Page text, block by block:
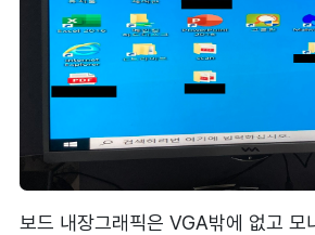
보드 내장그래픽은 VGA밖에 없고 모